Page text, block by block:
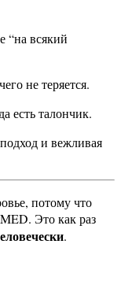
“на всякий
не теряется.
есть талончик.
и вежливая
потому что
Это как раз
.